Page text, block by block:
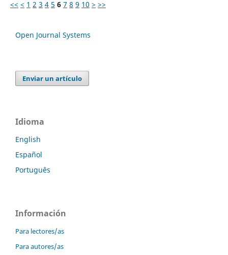
<< < 1 2 3 4 5 6 7 8 9 10 > >>
Open Journal Systems
Enviar un artículo
Idioma
English
Español
Português
Información
Para lectores/as
Para autores/as